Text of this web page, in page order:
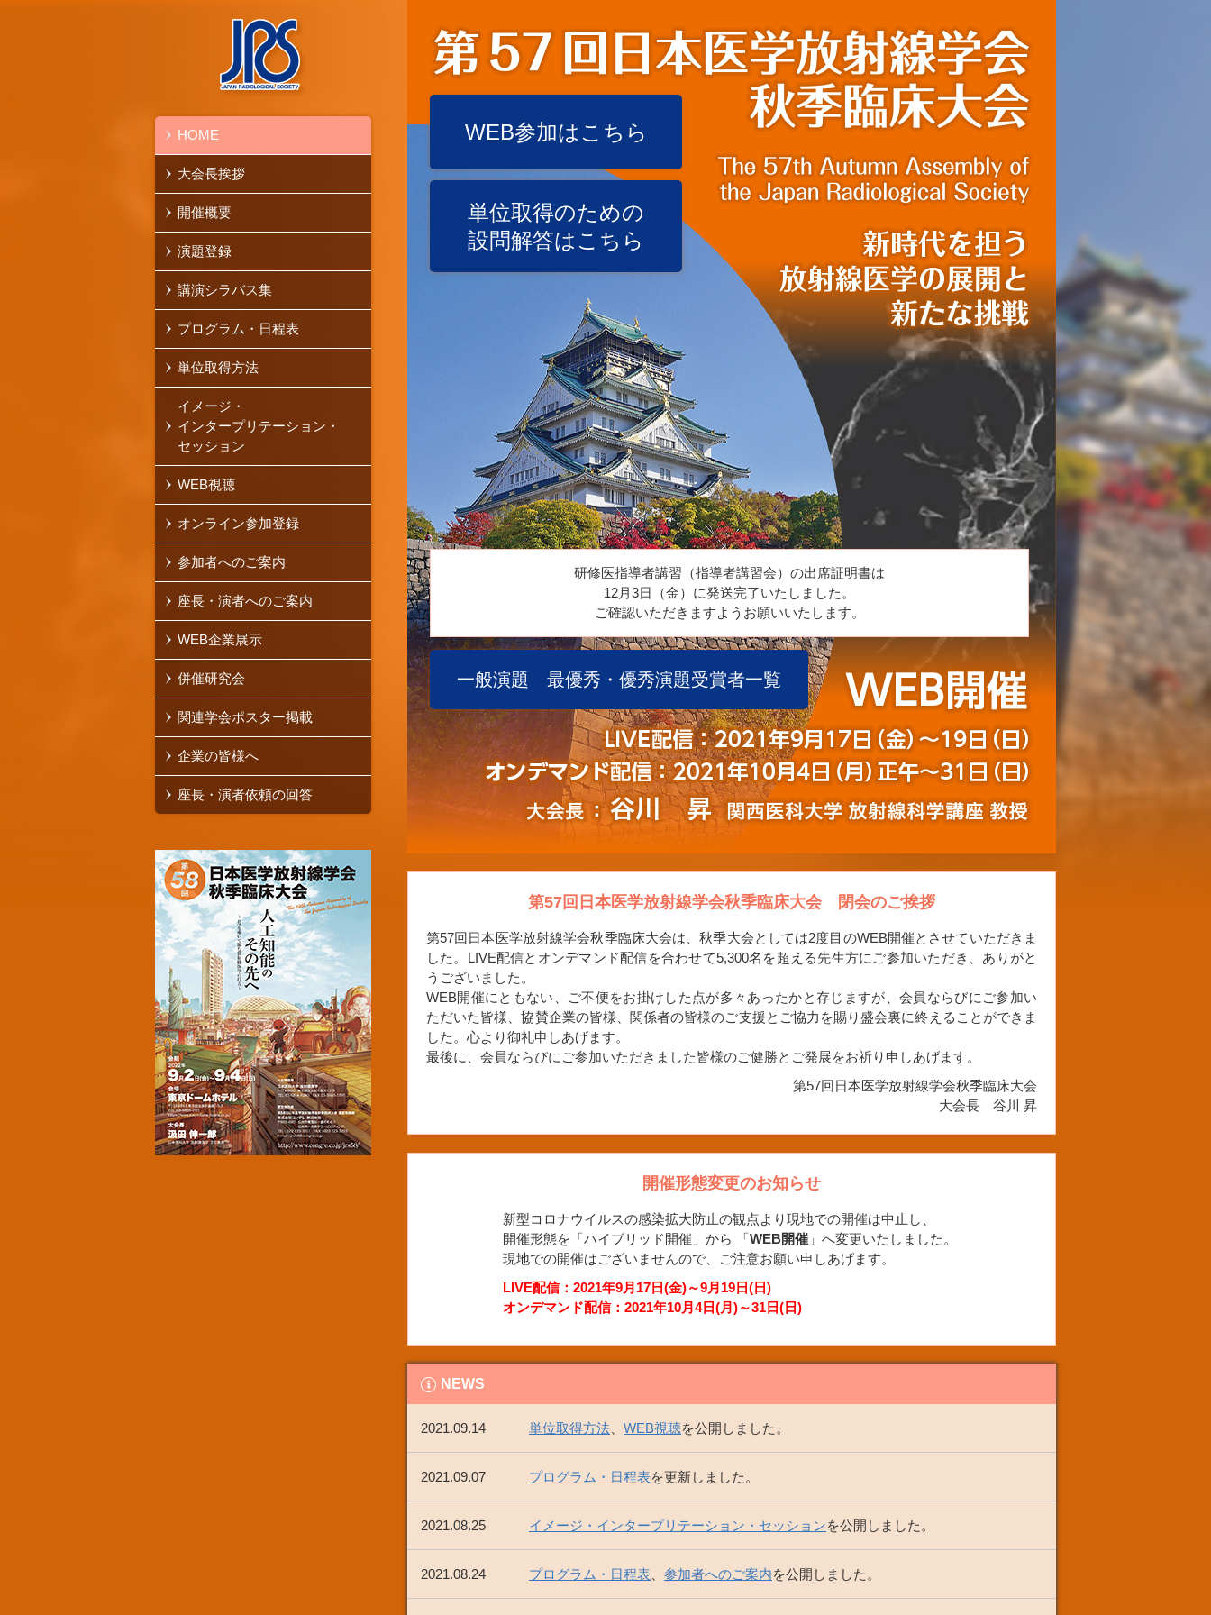
HOME
大会長挨拶
開催概要
演題登録
講演シラバス集
プログラム・日程表
単位取得方法
イメージ・
インタープリテーション・
セッション
WEB視聴
オンライン参加登録
参加者へのご案内
座長・演者へのご案内
WEB企業展示
併催研究会
関連学会ポスター掲載
企業の皆様へ
座長・演者依頼の回答
WEB参加はこちら
単位取得のための
設問解答はこちら
一般演題 最優秀・優秀演題受賞者一覧
研修医指導者講習（指導者講習会）の出席証明書は
12月3日（金）に発送完了いたしました。
ご確認いただきますようお願いいたします。
第57回日本医学放射線学会秋季臨床大会 閉会のご挨拶
第57回日本医学放射線学会秋季臨床大会は、秋季大会としては2度目のWEB開催とさせていただきま
した。LIVE配信とオンデマンド配信を合わせて5,300名を超える先生方にご参加いただき、ありがと
うございました。
WEB開催にともない、ご不便をお掛けした点が多々あったかと存じますが、会員ならびにご参加い
ただいた皆様、協賛企業の皆様、関係者の皆様のご支援とご協力を賜り盛会裏に終えることができま
した。心より御礼申しあげます。
最後に、会員ならびにご参加いただきました皆様のご健勝とご発展をお祈り申しあげます。
第57回日本医学放射線学会秋季臨床大会
大会長 谷川 昇
開催形態変更のお知らせ
新型コロナウイルスの感染拡大防止の観点より現地での開催は中止し、
開催形態を「ハイブリッド開催」から 「WEB開催」へ変更いたしました。
現地での開催はございませんので、ご注意お願い申しあげます。
LIVE配信：2021年9月17日(金)～9月19日(日)
オンデマンド配信：2021年10月4日(月)～31日(日)
NEWS
2021.09.14 単位取得方法 WEB視聴を公開しました。
2021.09.07 プログラム・日程表を更新しました。
2021.08.25 イメージ・インタープリテーション・セッションを公開しました。
2021.08.24 プログラム・日程表 参加者へのご案内を公開しました。